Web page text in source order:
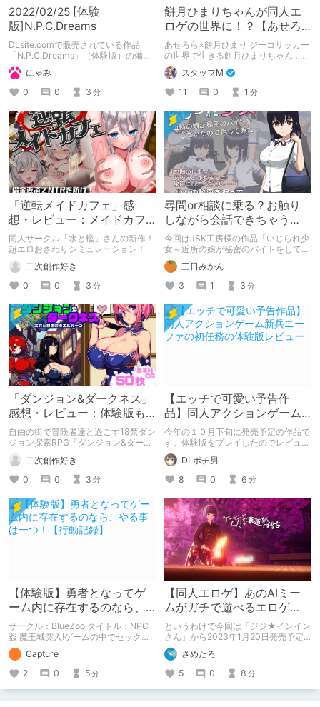
2022/02/25 [体験
版]N.P.C.Dreams
DLsite.comで販売されている作品
「N.P.C.Dreams」（体験版）の備忘
録となります。
にゃみ
0
0 3 分
餅月ひまりちゃんが同人エ
ロゲの世界に！？【あせろ
ら×餅月ひまりの必見動
画！！】
あせろら×餅月ひまり ジーコサッカー
の世界で生きる餅月ひまりちゃん……
ジーコサッカーへの熱い風評被害
あ、あせろらさんの作品もウィンター
セールにかかってます！！
スタッフM
11
0 1 分
「逆転メイドカフェ」感
想・レビュー：メイドカフ
ェでHな衣装を着て借金返済
を目指す超エロおさわり
SLG
同人サークル「水と檻」さんの新作！
超エロおさわりシミュレーション！
二次創作好き
0
0 3 分
尋問or相談に乗る？お触り
しながら会話できちゃう
SLG「いじられ少女」
今回はJSK工房様の作品「いじられ少
女～近所の娘が秘密のバイトをしてい
たので脅してみた～」の感想を書いて
みようかなと思います。（多少ネタバ
レ注意かも）
三日みかん
3
1 3 分
「ダンジョン&ダークネス」
感想・レビュー：体験版も
ある人気エロ同人RPG
自由の街で冒険者達と過ごす18禁ダン
ジョン探索RPG「ダンジョン&ダーク
ネス」。職業を選び、冒険者ギルドで
仲間を集めて、Hなイベントを楽しみ
ながらダンジョンを探索しましょう。
二次創作好き
0
0 3 分
【エッチで可愛い予告作
品】同人アクションゲーム
新兵ニーファの初任務の体
験版レビュー
今年の１０月下旬に発売予定の作品で
す。体験版をプレイしたのでレビュー
します。
DLポチ男
8
0 6 分
【体験版】勇者となってゲ
ーム内に存在するのなら、
やる事は一つ！【行動記
録】
サークル：BlueZoo タイトル：NPC
姦 魔王城突入!ゲームの中でセックス
し放題 予告開始日：2020年10月20日
予告作品の体験版の内容を中心にまと
めている紹介記事です。 体験版の
「ネタバレ」を多分に含んだ内容をま
とめているので、苦手な方は注意して
Capture
2
0 5分
【同人エロゲ】あのAIミー
ムがガチで遊べるエロゲ
に！<ゲーミングちんぽ華道
部の稽古>！
というわけで今回は「ジジ★インイン
さん」から2023年1月20日発売予定
の「ゲーミングちんぽ華道部の稽古」
につきまして、体験版をプレイした感
想やゲームの内容など、いくつか情報
をまとめてご紹介させていただきたい
と思います！
さめたろ
5
0 8 分